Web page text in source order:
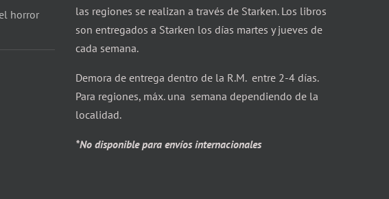
horror
las regiones se realizan a través de Starken. Los libros
son entregados a Starken los días martes y jueves de
cada semana.
Demora de entrega dentro de la R.M. entre 2-4 días.
Para regiones, máx. una semana dependiendo de la
localidad.
*No disponible para envíos internacionales